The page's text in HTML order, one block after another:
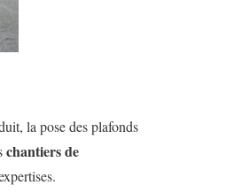
la pose des plafonds
chantiers de